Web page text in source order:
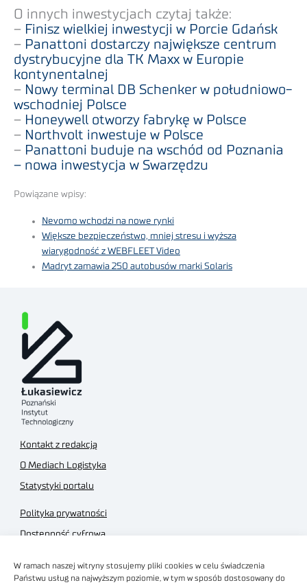
W ramach naszej witryny stosujemy pliki cookies w celu świadczenia
Państwu usług na najwyższym poziomie, w tym w sposób dostosowany do
O innych inwestycjach czytaj także:
– Finisz wielkiej inwestycji w Porcie Gdańsk
– Panattoni dostarczy największe centrum
dystrybucyjne dla TK Maxx w Europie
kontynentalnej
– Nowy terminal DB Schenker w południowo-
wschodniej Polsce
– Honeywell otworzy fabrykę w Polsce
– Northvolt inwestuje w Polsce
– Panattoni buduje na wschód od Poznania
– nowa inwestycja w Swarzędzu
Powiązane wpisy:
Nevomo wchodzi na nowe rynki
Większe bezpieczeństwo, mniej stresu i wyższa
wiarygodność z WEBFLEET Video
Madryt zamawia 250 autobusów marki Solaris
Kontakt z redakcją
O Mediach Logistyka
Statystyki portalu
Polityka prywatności
Dostępność cyfrowa
Regulamin sklepu